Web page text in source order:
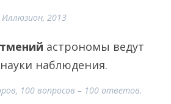
Иллюзион, 2013
астрономы ведут
наблюдения.
100 вопросов – 100 ответов.